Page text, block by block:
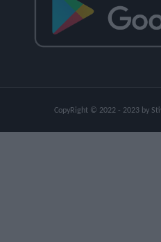
CopyRight © 2022 - 2023 by